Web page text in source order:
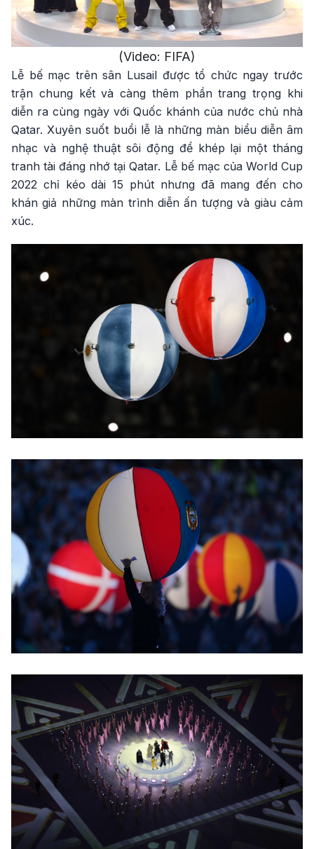
Video
(Video: FIFA)
Lễ bế mạc trên sân Lusail được tổ chức ngay trước
trận chung kết và càng thêm phần trang trọng khi
diễn ra cùng ngày với Quốc khánh của nước chủ nhà
Qatar. Xuyên suốt buổi lễ là những màn biểu diễn âm
nhạc và nghệ thuật sôi động để khép lại một tháng
tranh tài đáng nhớ tại Qatar. Lễ bế mạc của World Cup
2022 chỉ kéo dài 15 phút nhưng đã mang đến cho
khán giả những màn trình diễn ấn tượng và giàu cảm
xúc.